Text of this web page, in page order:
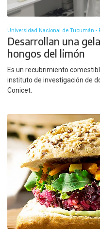
Universidad Nacional de Tucumán -
Desarrollan una
hongos del limón
Es un recubrimiento
instituto de investigación de
Conicet.